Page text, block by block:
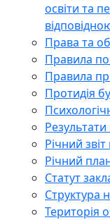
освіти та
Права та
Правила
Правила
Протидія
Результати
Річний
Річний
Статут
Структура
Територія